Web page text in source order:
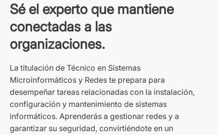
Sé el experto que mantiene
conectadas a las
organizaciones.
La titulación de Técnico en Sistemas
Microinformáticos y Redes te prepara para
desempeñar tareas relacionadas con la instalación,
configuración y mantenimiento de sistemas
informáticos. Aprenderás a gestionar redes y a
garantizar su seguridad, convirtiéndote en un